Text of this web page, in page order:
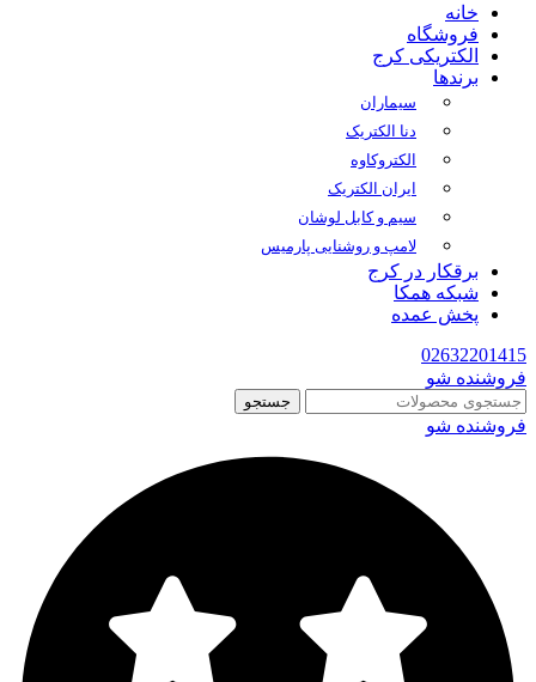
خانه
فروشگاه
الکتریکی کرج
برندها
سیماران
دنا الکتریک
الکتروکاوه
ایران الکتریک
سیم و کابل لوشان
لامپ و روشنایی پارمیس
برقکار در کرج
شبکه همکا
پخش عمده
02632201415
فروشنده شو
جستجو
فروشنده شو